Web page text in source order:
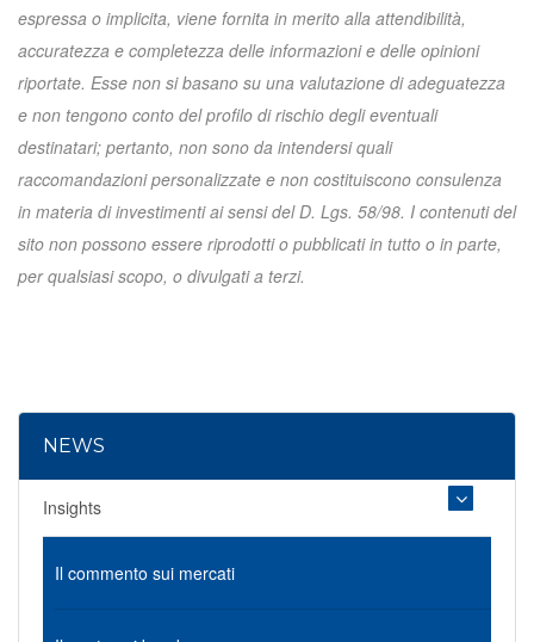
espressa o implicita, viene fornita in merito alla attendibilità,
accuratezza e completezza delle informazioni e delle opinioni
riportate. Esse non si basano su una valutazione di adeguatezza
e non tengono conto del profilo di rischio degli eventuali
destinatari; pertanto, non sono da intendersi quali
raccomandazioni personalizzate e non costituiscono consulenza
in materia di investimenti ai sensi del D. Lgs. 58/98. I contenuti del
sito non possono essere riprodotti o pubblicati in tutto o in parte,
per qualsiasi scopo, o divulgati a terzi.
NEWS
Insights
Il commento sui mercati